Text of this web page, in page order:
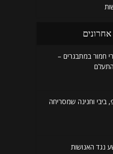
חמור במתבגרים –
וחנינה שמסריחה
נגד האנושות